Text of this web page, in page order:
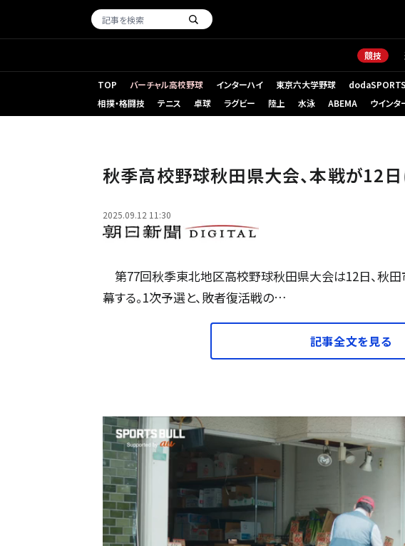
競技
TOP バーチャル高校野球 インターハイ 東京六大学野球 dodaSPORTS
（新しいタブで
相撲・格闘技
テニス 卓球 ラグビー 陸上 水泳 ABEMA ウインタ
秋季高校野球秋田県大会、本戦が12
2025.09.12 11:30
第77回秋季東北地区高校野球秋田県大会は12日、秋田
幕する。1次予選と、敗者復活戦の…
記事全文を見る